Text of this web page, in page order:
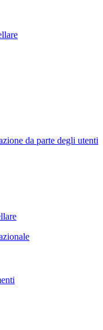
da parte degli utenti